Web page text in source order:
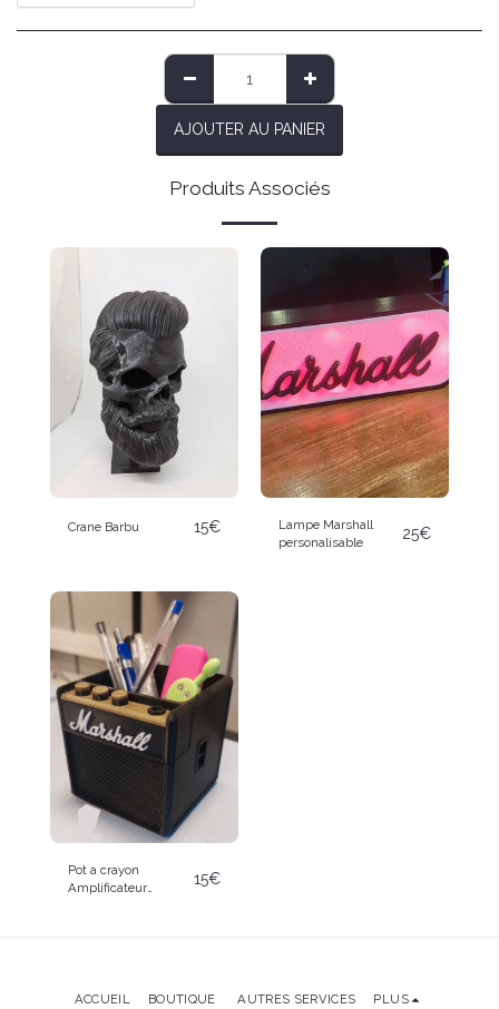
AJOUTER AU PANIER
Produits Associés
Crane Barbu 15€
Lampe Marshall
personalisable
25€
Pot a crayon
Amplificateur
15€
ACCUEIL BOUTIQUE AUTRES SERVICES PLUS